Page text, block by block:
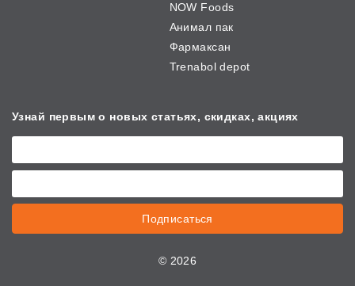
NOW Foods
Анимал пак
Фармаксан
Trenabol depot
Узнай первым о новых статьях, скидках, акциях
Подписаться
© 2026